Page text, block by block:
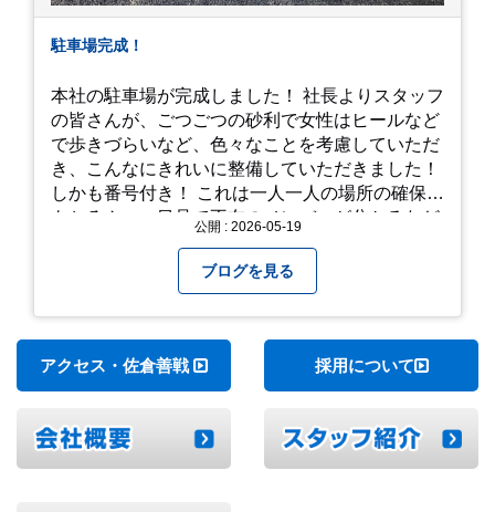
駐車場完成！
本社の駐車場が完成しました！ 社長よりスタッフ
の皆さんが、ごつごつの砂利で女性はヒールなど
で歩きづらいなど、色々なことを考慮していただ
き、こんなにきれいに整備していただきました！
しかも番号付き！ これは一人一人の場所の確保は
もちろん、一目見て不在のメンバーが分かるなど
は毎月「環境整備点検」を実施し、お客様や共に
働くスタッフの為、会社を皆で良くしていく取り
組みを実施しております！ 心一新！これからも努
力を重ねてまいります！
公開 : 2026-05-19
ブログを見る
アクセス・佐倉善戦 採用について